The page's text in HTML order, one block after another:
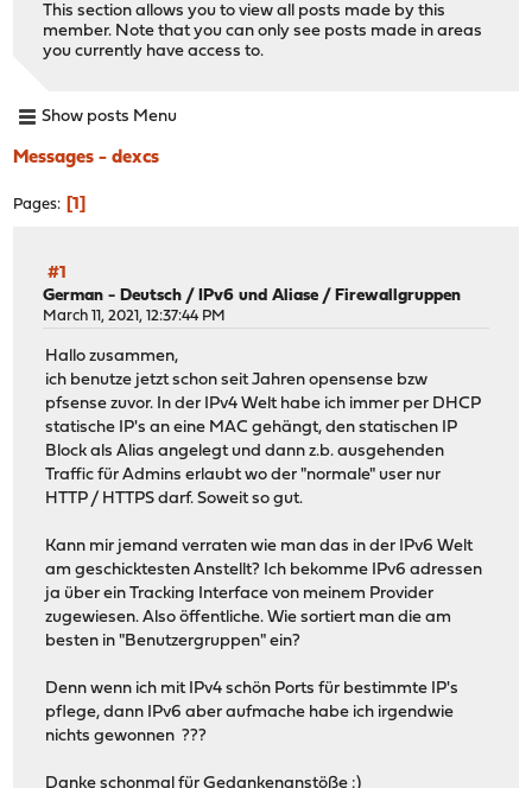
This section allows you to view all posts made by this
member. Note that you can only see posts made in areas
you currently have access to.
Show posts Menu
Messages - dexcs
Pages 1
#1
German - Deutsch / IPv6 und Aliase / Firewallgruppen
March 11, 2021, 12:37:44 PM
Hallo zusammen,
ich benutze jetzt schon seit Jahren opensense bzw
pfsense zuvor. In der IPv4 Welt habe ich immer per DHCP
statische IP's an eine MAC gehängt, den statischen IP
Block als Alias angelegt und dann z.b. ausgehenden
Traffic für Admins erlaubt wo der "normale" user nur
HTTP / HTTPS darf. Soweit so gut.
Kann mir jemand verraten wie man das in der IPv6 Welt
am geschicktesten Anstellt? Ich bekomme IPv6 adressen
ja über ein Tracking Interface von meinem Provider
zugewiesen. Also öffentliche. Wie sortiert man die am
besten in "Benutzergruppen" ein?
Denn wenn ich mit IPv4 schön Ports für bestimmte IP's
pflege, dann IPv6 aber aufmache habe ich irgendwie
nichts gewonnen ???
Danke schonmal für Gedankenanstöße :)